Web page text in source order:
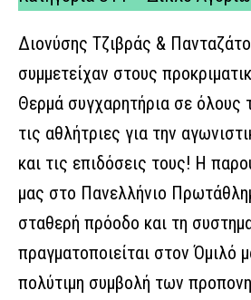
Διονύσης Τζιβράς &
συμμετείχαν στους
Θερμά συγχαρητήρια σε όλους
τις αθλήτριες για την
και τις επιδόσεις τους! Η
μας στο Πανελλήνιο
σταθερή πρόοδο και τη
πραγματοποιείται στον Όμιλό
πολύτιμη συμβολή των